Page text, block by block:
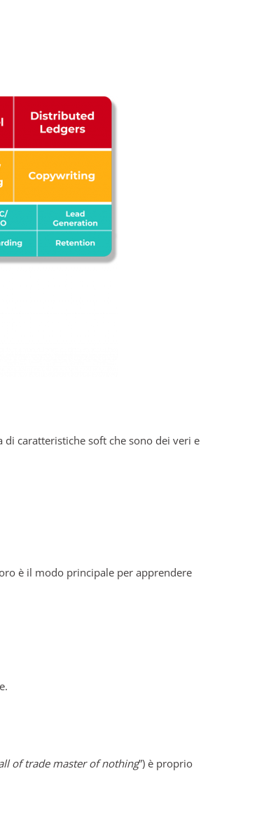
caratteristiche soft che sono dei veri e
è il modo principale per apprendere
of trade master of nothing”) è proprio